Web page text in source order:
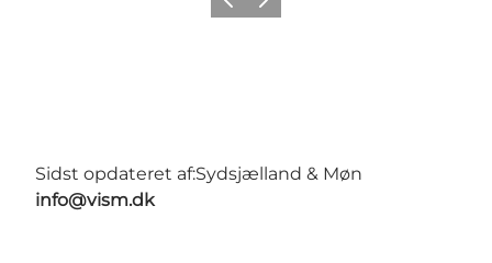
ForrigeNæste
Sidst opdateret af:Sydsjælland & Møn
info@vism.dk